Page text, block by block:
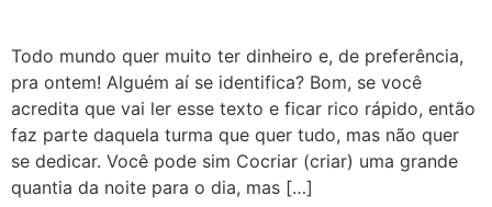
Todo mundo quer muito ter dinheiro e, de preferência,
pra ontem! Alguém aí se identifica? Bom, se você
acredita que vai ler esse texto e ficar rico rápido, então
faz parte daquela turma que quer tudo, mas não quer
se dedicar. Você pode sim Cocriar (criar) uma grande
quantia da noite para o dia, mas […]